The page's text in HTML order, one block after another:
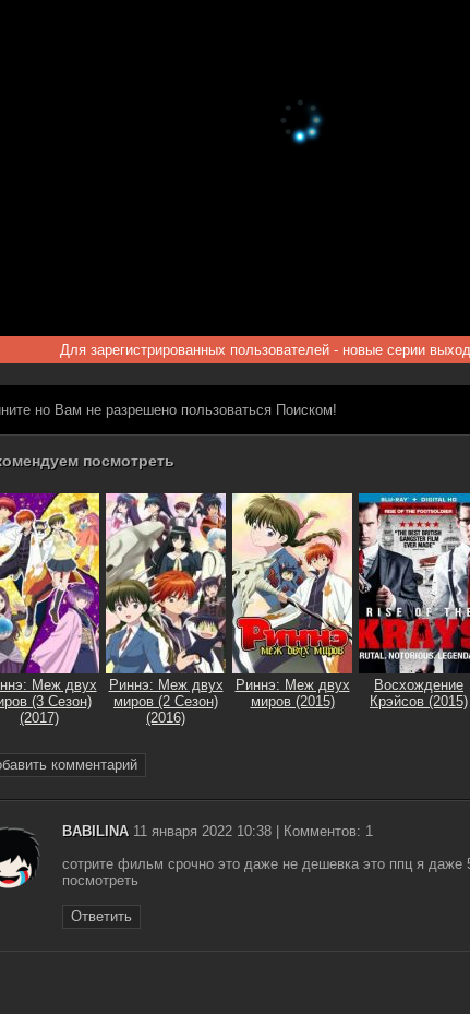
Для зарегистрированных пользователей - новые серии
но Вам не разрешено пользоваться Поиском!
посмотреть
Меж двух
(3 Cезон)
(2017)
Риннэ: Меж двух
миров (2 Сезон)
(2016)
Риннэ: Меж двух
миров (2015)
Восхождение
Крэйсов (2015)
комментарий
BABILINA11 января 2022 10:38 | Комментов: 1
сотрите фильм срочно это даже не дешевка это ппц я даже
посмотреть
Ответить